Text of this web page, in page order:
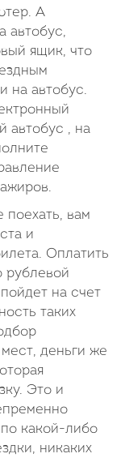
А
автобус,
ящик, что
на автобус.
автобус , на
вам
и
Оплатить
рублевой
на счет
таких
деньги же
Это и
какой-либо
никаких